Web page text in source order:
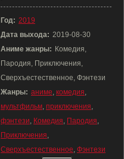
Год: 2019
Дата выхода: 2019-08-30
Аниме жанры: Комедия,
Пародия, Приключения,
Сверхъестественное, Фэнтези
Жанры: аниме, комедия,
мультфильм, приключения,
фэнтези, Комедия, Пародия,
Приключения,
Сверхъестественное, Фэнтези